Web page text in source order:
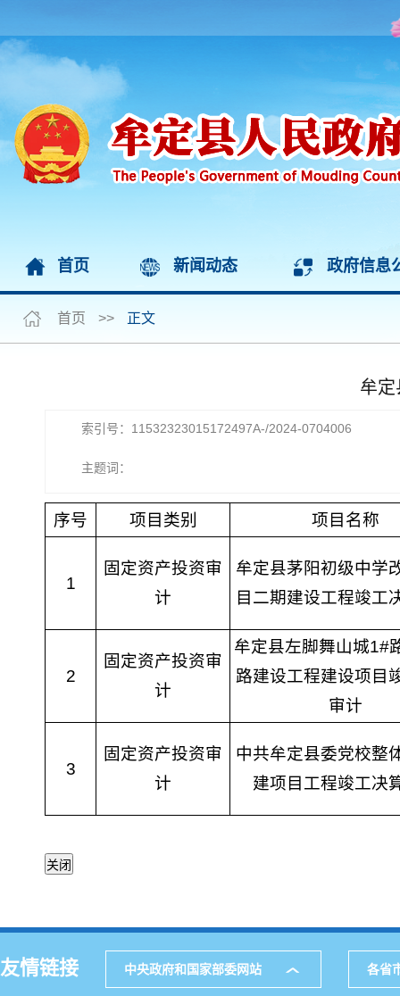
首页 新闻动态 政府信息
首页 >> 正文
牟
索引号：11532323015172497A-/2024-0704006
主题词：
序号 项目类别 项目名称
1
固定资产投资审
计
牟定县茅阳初级中学
目二期建设工程竣工
2
固定资产投资审
计
牟定县左脚舞山城1#
路建设工程建设项目
审计
3
固定资产投资审
计
中共牟定县委党校整
建项目工程竣工决
友情链接 中央政府和国家部委网站 各省